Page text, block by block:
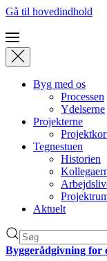
Gå til hovedindhold
Byg med os
Processen
Ydelserne
Projekterne
Tegnestuen
Historien
Aktuelt
Byggerådgivning for